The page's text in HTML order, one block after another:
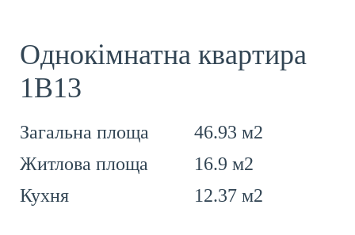
Однокімнатна квартира
1В13
Загальна площа
46.93 м2
Житлова площа
16.9 м2
Кухня
12.37 м2